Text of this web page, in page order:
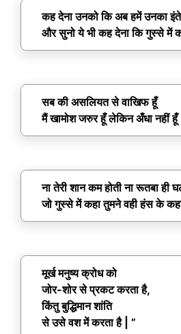
कह देना उनको कि अब हमें उनका
और सुनो ये भी कह देना कि गुस्से में
सब की असलियत से वाखिफ हूँ
मैं खामोश जरुर हूँ लेकिन अँधा नहीं हूँ
ना तेरी शान कम होती ना रूतबा ही
जो गुस्से में कहा तुमने वही हंस के कहा
मूर्ख मनुष्य क्रोध को
जोर-शोर से प्रकट करता है,
किंतु बुद्धिमान शांति
से उसे वश में करता है | ”